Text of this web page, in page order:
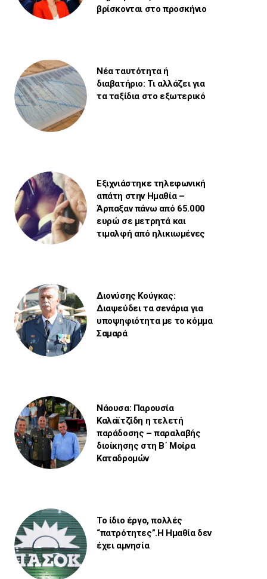
βρίσκονται στο προσκήνιο
Νέα ταυτότητα ή
διαβατήριο: Τι αλλάζει για
τα ταξίδια στο εξωτερικό
Εξιχνιάστηκε τηλεφωνική
απάτη στην Ημαθία –
Άρπαξαν πάνω από 65.000
ευρώ σε μετρητά και
τιμαλφή από ηλικιωμένες
Διονύσης Κούγκας:
Διαψεύδει τα σενάρια για
υποψηφιότητα με το κόμμα
Σαμαρά
Νάουσα: Παρουσία
Καλαϊτζίδη η τελετή
παράδοσης – παραλαβής
διοίκησης στη Β΄ Μοίρα
Καταδρομών
Το ίδιο έργο, πολλές
“πατρότητες”.Η Ημαθία δεν
έχει αμνησία